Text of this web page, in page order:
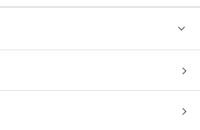
速やかに当社に連絡するものとし
れなかったことにより生じた損害に
登録前の情報に基づいて行われま